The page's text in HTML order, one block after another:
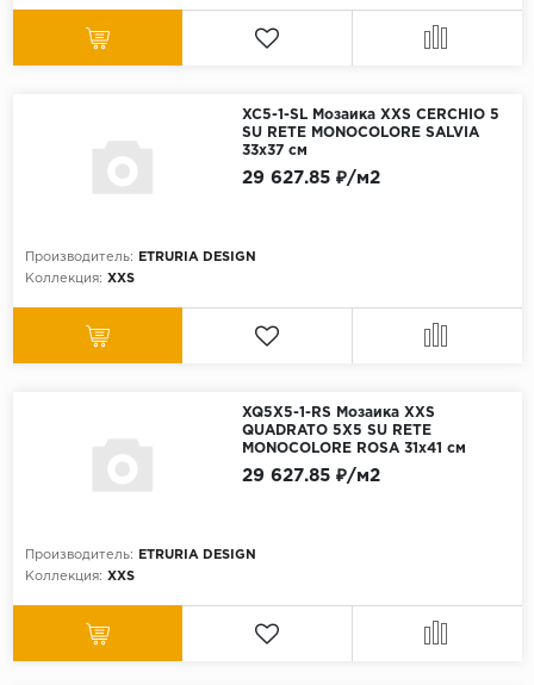
XC5-1-SL Мозаика XXS CERCHIO 5
SU RETE MONOCOLORE SALVIA
33x37 см
Производитель:
ETRURIA DESIGN
Коллекция: XXS
29 627.85 ₽/м2
XQ5X5-1-RS Мозаика XXS
QUADRATO 5X5 SU RETE
MONOCOLORE ROSA 31x41 см
Производитель:
ETRURIA DESIGN
Коллекция: XXS
29 627.85 ₽/м2